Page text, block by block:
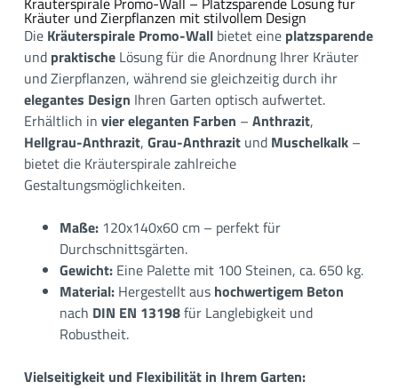
Kräuter und Zierpflanzen mit stilvollem Design
Die Kräuterspirale Promo-Wallbietet eine platzsparende
und praktischeLösung für die Anordnung Ihrer Kräuter
und Zierpflanzen, während sie gleichzeitig durch ihr
elegantes Design Ihren Garten optisch aufwertet.
Erhältlich in vier eleganten Farben – Anthrazit,
Hellgrau-Anthrazit, Grau-Anthrazitund Muschelkalk–
bietet die Kräuterspirale zahlreiche
Gestaltungsmöglichkeiten.
Maße:120x140x60 cm – perfekt für
Durchschnittsgärten.
Gewicht:Eine Palette mit 100 Steinen, ca. 650 kg.
Material:Hergestellt aus hochwertigem Beton
nach DIN EN 13198für Langlebigkeit und
Robustheit.
Vielseitigkeit und Flexibilität in Ihrem Garten: